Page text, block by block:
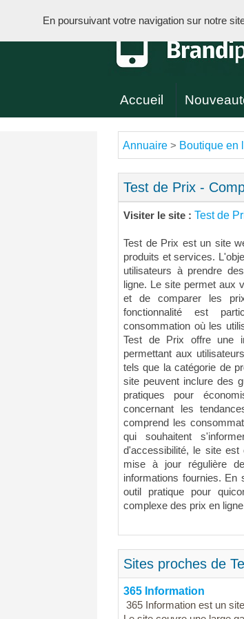
Accueil
Annuaire > Boutique en
Test de Prix -
Visiter le site : Test de
Test de Prix est un site
produits et services.
utilisateurs à prendre
ligne. Le site permet aux
et de comparer les
fonctionnalité est
consommation où les
Test de Prix offre une
permettant aux
tels que la catégorie de
site peuvent inclure des
pratiques pour
concernant les
comprend les
qui souhaitent
d'accessibilité, le site est
mise à jour régulière
informations fournies. En
outil pratique pour
complexe des prix en
Sites proches de
365 Information
365 Information est un
En poursuivant votre navigation sur notre